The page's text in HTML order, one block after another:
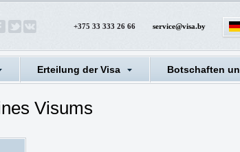
+375 33 333 26 66 service@visa.by
Erteilung der Visa Botschaften
Visums